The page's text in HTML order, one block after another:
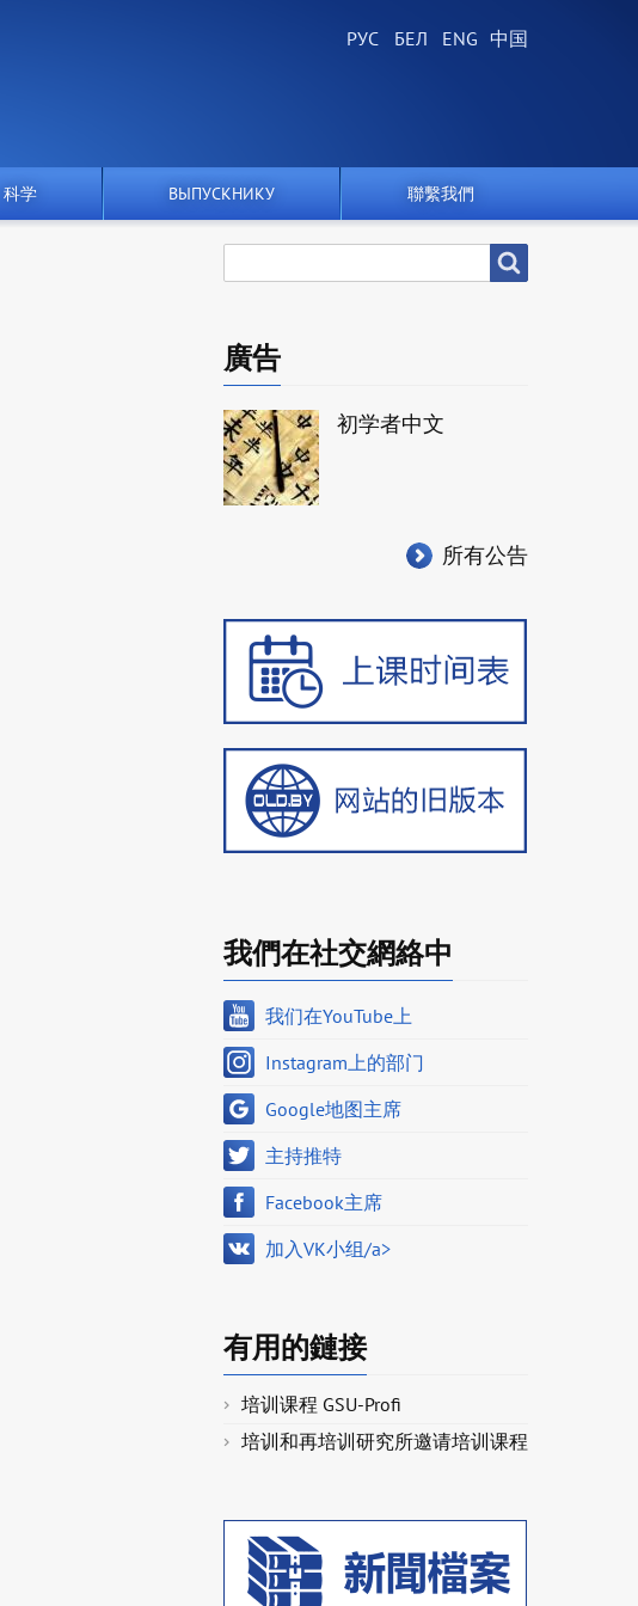
科学 ВЫПУСКНИКУ 聯繫我們
尋
廣告
初学者中文
所有公告
我們在社交網絡中
我们在YouTube上
Instagram上的部门
Google地图主席
主持推特
Facebook主席
加入VK小组/a>
有用的鏈接
培训课程 GSU-Profi
培训和再培训研究所邀请培训课程